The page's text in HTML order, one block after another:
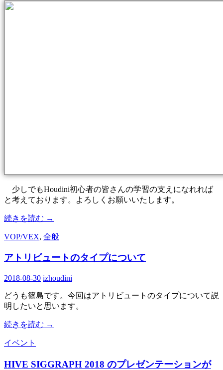
少しでもHoudini初心者の皆さんの学習の支えになれれば
と考えております。よろしくお願いいたします。
続きを読む →
VOP/VEX, 全般
アトリビュートのタイプについて
2018-08-30 izhoudini
どうも篠島です。今回はアトリビュートのタイプについて説
明したいと思います。
続きを読む →
イベント
HIVE SIGGRAPH 2018 のプレゼンテーションが